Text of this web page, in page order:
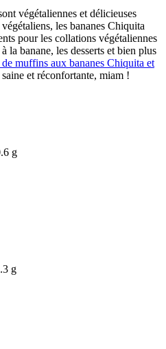
végétaliennes et délicieuses
les bananes Chiquita
pour les collations végétaliennes
la banane, les desserts et bien plus
de muffins aux bananes Chiquita et
et réconfortante, miam !
g
g